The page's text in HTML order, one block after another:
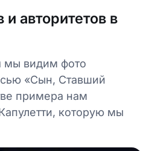
авторитетов в
видим фото
«Сын, Ставший
примера нам
которую мы